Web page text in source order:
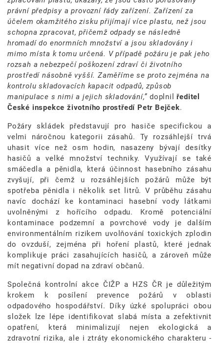
právní předpisy a provozní řády zařízení. Zařízení za
účelem okamžitého zisku přijímají více plastu, než jsou
schopna zpracovat, přičemž odpady se následně
hromadí do enormních množství a jsou skladovány i
mimo místa k tomu určená. V případě požáru je pak jeho
rozsah a nebezpečí poškození zdraví či životního
prostředí násobně vyšší. Zaměříme se proto zejména na
kontrolu skladovacích kapacit odpadů, způsob
manipulace s nimi a jejich skladování,” doplnilředitel
České inspekce životního prostředí Petr Bejček.
Požáry skládek představují pro hasiče specifickou a
velmi náročnou kategorii zásahů. Ty rozsáhlejší trvá
uhasit více než osm hodin, nasazeny bývají desítky
hasičů a velké množství techniky. Využívají se také
smáčedla a pěnidla, která účinnost hasebního zásahu
zvyšují, při čemž u rozsáhlejších požárů může být
spotřeba pěnidla i několik set litrů. V průběhu zásahu
navíc dochází ke kontaminaci hasební vody látkami
uvolněnými z hořícího odpadu. Kromě potenciální
kontaminace podzemní a povrchové vody je dalším
environmentálním rizikem uvolňování toxických zplodin
do ovzduší, zejména při hoření plastů, které jednak
komplikuje práci zasahujících hasičů, a zároveň může
mít negativní dopad na zdraví občanů.
Společná kontrolní akce ČIŽP a HZS ČR je důležitým
krokem k posílení prevence požárů v oblasti
odpadového hospodářství. Díky úzké spolupráci obou
složek lze lépe identifikovat slabá místa a zefektivnit
opatření, která minimalizují nejen ekologická a
zdravotní rizika, ale i ztráty ekonomického charakteru -